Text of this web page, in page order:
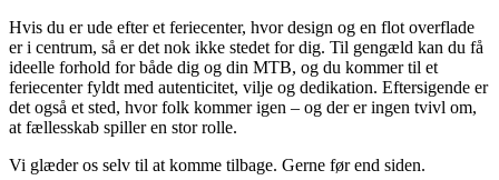
Hvis du er ude efter et feriecenter, hvor design og en flot overflade
er i centrum, så er det nok ikke stedet for dig. Til gengæld kan du få
ideelle forhold for både dig og din MTB, og du kommer til et
feriecenter fyldt med autenticitet, vilje og dedikation. Eftersigende er
det også et sted, hvor folk kommer igen – og der er ingen tvivl om,
at fællesskab spiller en stor rolle.
Vi glæder os selv til at komme tilbage. Gerne før end siden.